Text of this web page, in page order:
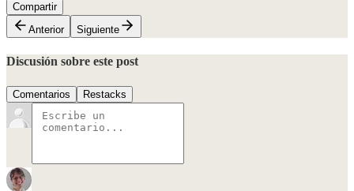
Compartir
Anterior
Siguiente
Discusión sobre este post
Comentarios Restacks